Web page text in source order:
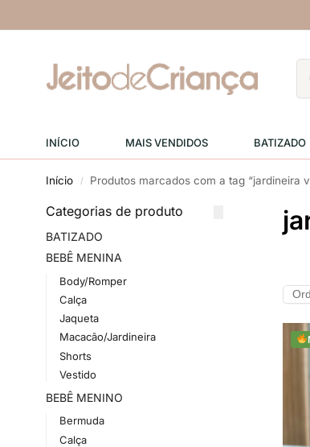
INÍCIO MAIS VENDIDOS BATIZADO
Início / Produtos marcados com a tag “jardineira
Categorias de produto
BATIZADO
BEBÊ MENINA
Body/Romper
Calça
Jaqueta
Macacão/Jardineira
Shorts
Vestido
BEBÊ MENINO
Bermuda
Calça